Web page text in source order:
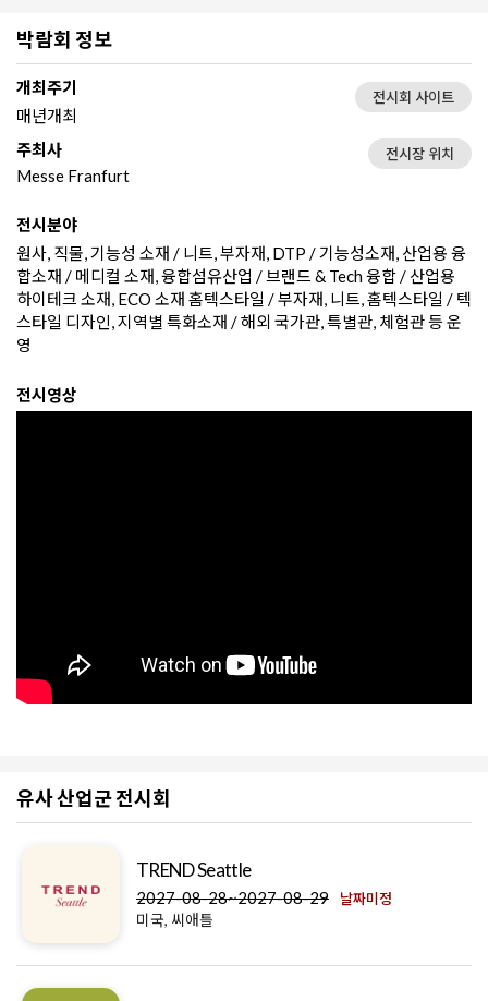
박람회 정보
개최주기
매년개최
전시회 사이트
주최사
Messe Franfurt
전시장 위치
전시분야
원사, 직물, 기능성 소재 / 니트, 부자재, DTP / 기능성소재, 산업용 융
합소재 / 메디컬 소재, 융합섬유산업 / 브랜드 & Tech 융합 / 산업용
하이테크 소재, ECO 소재 홈텍스타일 / 부자재, 니트, 홈텍스타일 / 텍
스타일 디자인, 지역별 특화소재 / 해외 국가관, 특별관, 체험관 등 운
영
전시영상
유사 산업군 전시회
TREND Seattle
2027-08-28~2027-08-29 날짜미정
미국, 씨애틀